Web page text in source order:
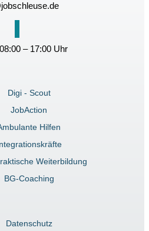
– 17:00 Uhr
Digi - Scout
JobAction
Hilfen
Weiterbildung
BG-Coaching
Datenschutz